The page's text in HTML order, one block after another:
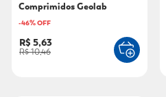
Comprimidos Geolab
-46% OFF
R$ 5,63
R$ 10,46